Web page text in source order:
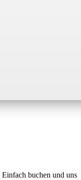
Einfach buchen und uns